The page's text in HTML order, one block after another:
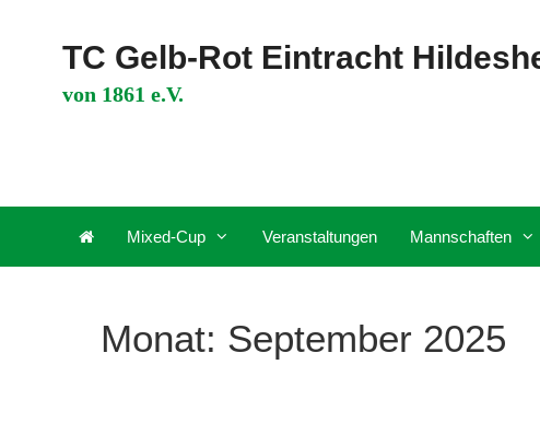
TC Gelb-Rot Eintracht
von 1861 e.V.
Mixed-Cup Veranstaltungen Mannschaften
Monat: September 2025